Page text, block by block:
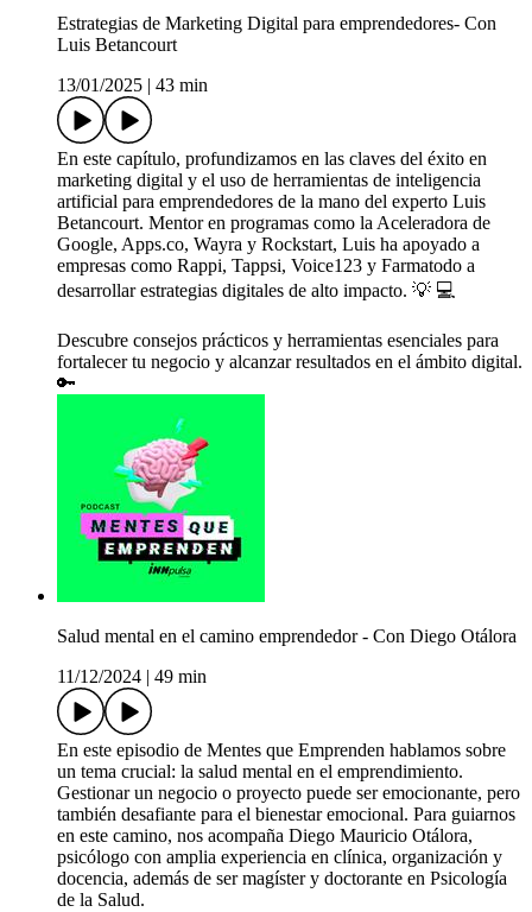
Estrategias de Marketing Digital para emprendedores- Con
Luis Betancourt
13/01/2025
43 min
En este capítulo, profundizamos en las claves del éxito en
marketing digital y el uso de herramientas de inteligencia
artificial para emprendedores de la mano del experto Luis
Betancourt. Mentor en programas como la Aceleradora de
Google, Apps.co, Wayra y Rockstart, Luis ha apoyado a
empresas como Rappi, Tappsi, Voice123 y Farmatodo a
desarrollar estrategias digitales de alto impacto. 💡 💻
Descubre consejos prácticos y herramientas esenciales para
fortalecer tu negocio y alcanzar resultados en el ámbito digital.
🔑
Salud mental en el camino emprendedor - Con Diego Otálora
11/12/2024
49 min
En este episodio de Mentes que Emprenden hablamos sobre
un tema crucial: la salud mental en el emprendimiento.
Gestionar un negocio o proyecto puede ser emocionante, pero
también desafiante para el bienestar emocional. Para guiarnos
en este camino, nos acompaña Diego Mauricio Otálora,
psicólogo con amplia experiencia en clínica, organización y
docencia, además de ser magíster y doctorante en Psicología
de la Salud.